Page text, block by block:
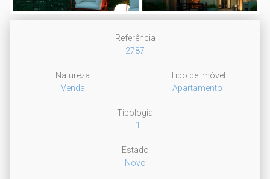
Next
Referência
2787
Natureza
Venda
Tipo de Imóvel
Apartamento
Tipologia
T1
Estado
Novo